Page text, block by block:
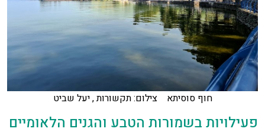
חוף סוסיתא צילום: תקשורות , יעל שביט
פעילויות בשמורות הטבע והגנים הלאומיים